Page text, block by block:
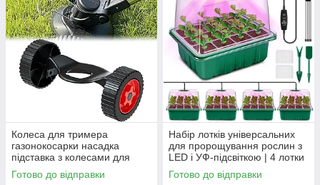
Колеса для тримера
газонокосарки насадка
підставка з колесами для
рівного скошування
Готово до відправки
Набір лотків універсальних
для пророщування рослин з
LED і УФ-підсвіткою | 4 лотки
Готово до відправки